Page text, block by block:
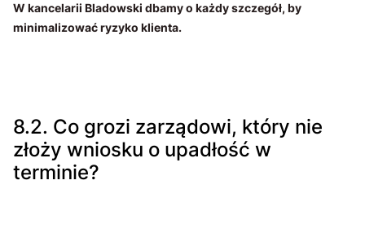
W kancelarii Bladowski dbamy o każdy szczegół, by
minimalizować ryzyko klienta.
8.2. Co grozi zarządowi, który nie
złoży wniosku o upadłość w
terminie?